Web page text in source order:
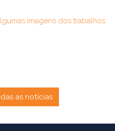
imagens dos trabalhos
as notícias